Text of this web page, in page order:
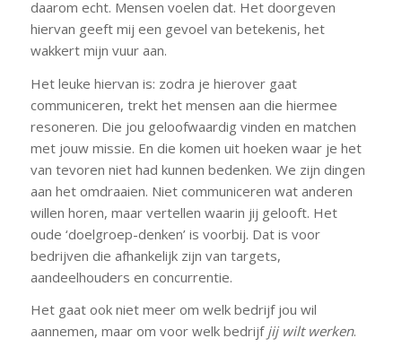
daarom echt. Mensen voelen dat. Het doorgeven
hiervan geeft mij een gevoel van betekenis, het
wakkert mijn vuur aan.
Het leuke hiervan is: zodra je hierover gaat
communiceren, trekt het mensen aan die hiermee
resoneren. Die jou geloofwaardig vinden en matchen
met jouw missie. En die komen uit hoeken waar je het
van tevoren niet had kunnen bedenken. We zijn dingen
aan het omdraaien. Niet communiceren wat anderen
willen horen, maar vertellen waarin jij gelooft. Het
oude ‘doelgroep-denken’ is voorbij. Dat is voor
bedrijven die afhankelijk zijn van targets,
aandeelhouders en concurrentie.
Het gaat ook niet meer om welk bedrijf jou wil
aannemen, maar om voor welk bedrijf jij wilt werken.